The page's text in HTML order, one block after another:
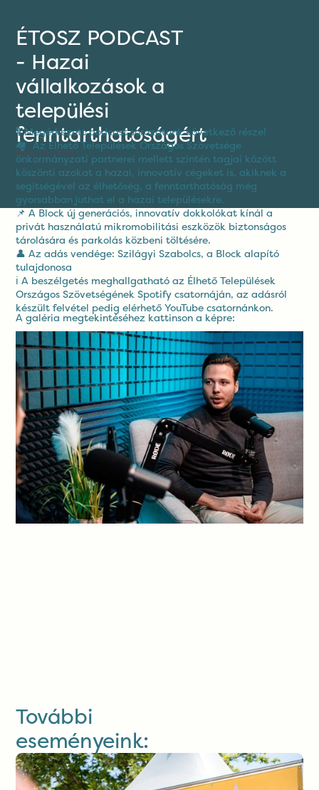
ÉTOSZ PODCAST
- Hazai
vállalkozások a
települési
fenntarthatóságért
March 6, 2025
🎙 Megérkezett podcast sorozatunk következő része!
🏘 Az Élhető Települések Országos Szövetsége
önkormányzati partnerei mellett szintén tagjai között
köszönti azokat a hazai, innovatív cégeket is, akiknek a
segítségével az élhetőség, a fenntarthatóság még
gyorsabban juthat el a hazai településekre.
📌 A Block új generációs, innovatív dokkolókat kínál a
privát használatú mikromobilitási eszközök biztonságos
tárolására és parkolás közbeni töltésére.
👤 Az adás vendége: Szilágyi Szabolcs, a Block alapító
tulajdonosa
ℹ️ A beszélgetés meghallgatható az Élhető Települések
Országos SzövetségénekSpotify csatornáján, az adásról
készült felvétel pedig elérhetőYouTube csatornánkon.
A galéria megtekintéséhez kattinson a képre:
További
eseményeink: